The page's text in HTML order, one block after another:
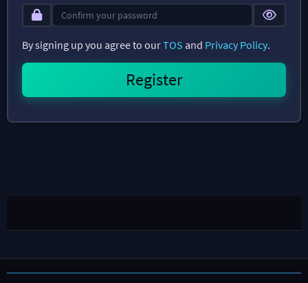
By signing up you agree to ourTOS and Privacy Policy.